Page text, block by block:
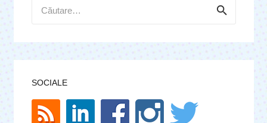
după:
SOCIALE